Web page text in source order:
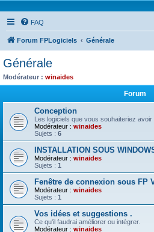
FAQ
Forum FPLogiciels Générale
Générale
Modérateur : winaides
Forum
Conception
Les logiciels que vous souhaiteriez avoir
Modérateur : winaides
Sujets : 6
INSTALLATION SOUS
Modérateur : winaides
Sujets : 1
Fenêtre de connexion sous FP
Modérateur : winaides
Sujets : 1
Vos idées et suggestions .
Ce qu'il faudrai améliorer ou intégrer.
Modérateur : winaides